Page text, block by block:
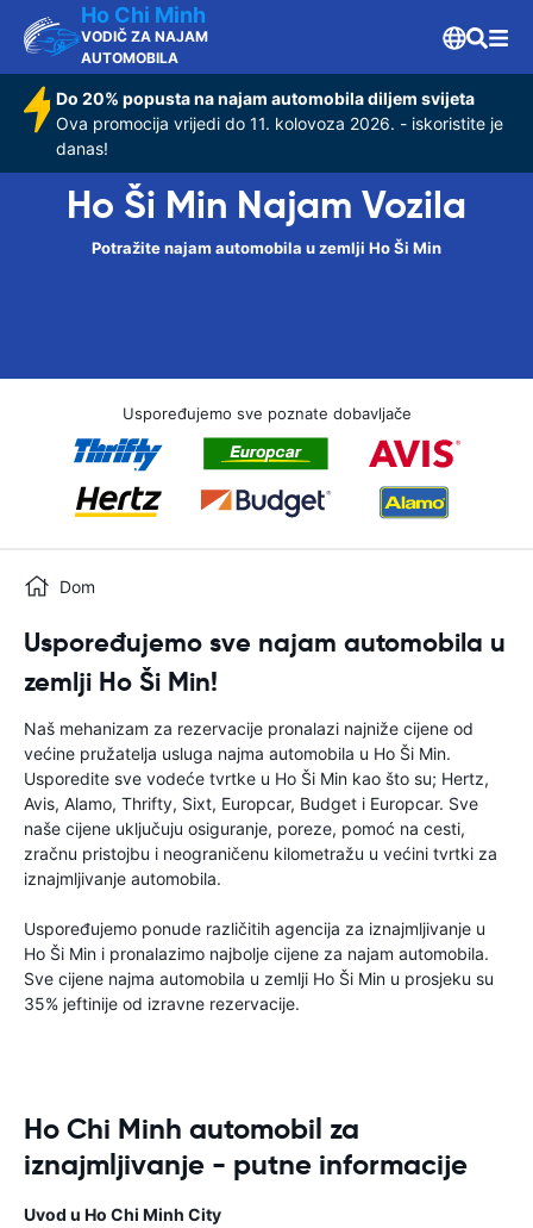
Ho Chi Minh
VODIČ ZA NAJAM
AUTOMOBILA
Do 20% popusta na najam automobila diljem svijeta
Ova promocija vrijedi do 11. kolovoza 2026. - iskoristite je
danas!
Ho Ši Min Najam Vozila
Potražite najam automobila u zemlji Ho Ši Min
Uspoređujemo sve poznate dobavljače
Dom
Uspoređujemo sve najam automobila u
zemlji Ho Ši Min!
Naš mehanizam za rezervacije pronalazi najniže cijene od
većine pružatelja usluga najma automobila u Ho Ši Min.
Usporedite sve vodeće tvrtke u Ho Ši Min kao što su; Hertz,
Avis, Alamo, Thrifty, Sixt, Europcar, Budget i Europcar. Sve
naše cijene uključuju osiguranje, poreze, pomoć na cesti,
zračnu pristojbu i neograničenu kilometražu u većini tvrtki za
iznajmljivanje automobila.
Uspoređujemo ponude različitih agencija za iznajmljivanje u
Ho Ši Min i pronalazimo najbolje cijene za najam automobila.
Sve cijene najma automobila u zemlji Ho Ši Min u prosjeku su
35% jeftinije od izravne rezervacije.
Ho Chi Minh automobil za
iznajmljivanje - putne informacije
Uvod u Ho Chi Minh City